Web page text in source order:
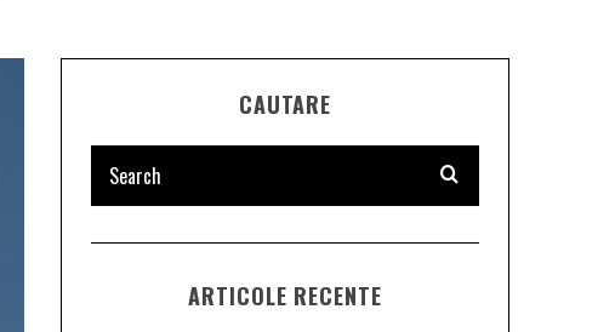
CAUTARE
ARTICOLE RECENTE